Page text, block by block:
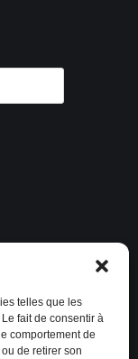
telles que les
fait de consentir à
comportement de
de retirer son